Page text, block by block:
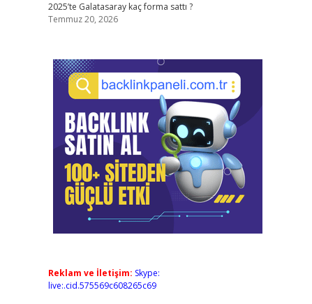
2025’te Galatasaray kaç forma sattı ?
Temmuz 20, 2026
Reklam ve İletişim: Skype:
live:.cid.575569c608265c69